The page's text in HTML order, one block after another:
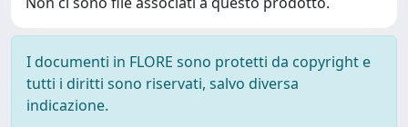
I documenti in FLORE sono protetti da copyright e
tutti i diritti sono riservati, salvo diversa
indicazione.